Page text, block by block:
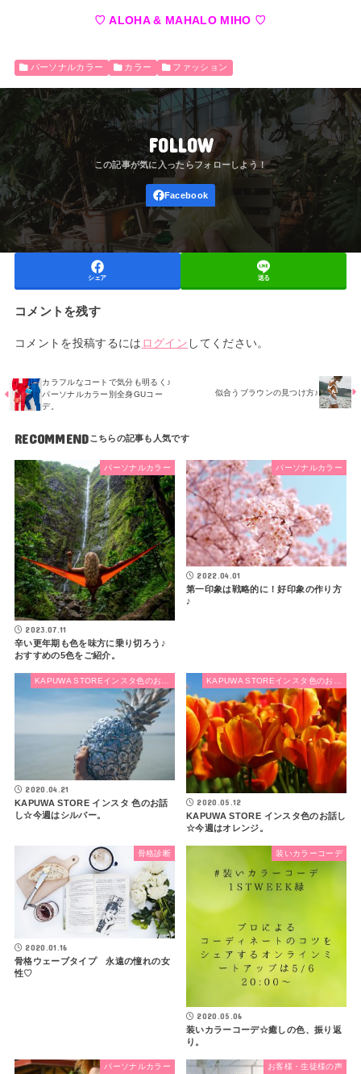
♡ ALOHA & MAHALO MIHO ♡
パーソナルカラー カラー ファッション
FOLLOW
シェア 送る
コメントを残す
コメントを投稿するには ログイン してください。
カラフルなコートで気分も明るく♪
パーソナルカラー別全身GUコー
デ。
似合うブラウンの見つけ方♪
RECOMMEND
パーソナルカラー
2023.07.11
辛い更年期も色を味方に乗り切ろう♪
おすすめの5色をご紹介。
パーソナルカラー
2022.04.01
第一印象は戦略的に！好印象の作り方
♪
2020.04.21
KAPUWA STORE インスタ 色のお話
し☆今週はシルバー。
2020.05.12
KAPUWA STORE インスタ色のお話し
☆今週はオレンジ。
骨格診断
2020.01.16
骨格ウェーブタイプ 永遠の憧れの女
性♡
装いカラーコーデ
2020.05.06
装いカラーコーデ☆癒しの色、振り返
り。
パーソナルカラー お客様・生徒様の声